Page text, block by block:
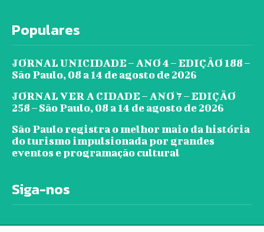
Populares
JORNAL UNICIDADE – ANO 4 – EDIÇÃO 188 –
São Paulo, 08 a 14 de agosto de 2026
JORNAL VER A CIDADE – ANO 7 – EDIÇÃO
258 – São Paulo, 08 a 14 de agosto de 2026
São Paulo registra o melhor maio da história
do turismo impulsionada por grandes
eventos e programação cultural
Siga-nos